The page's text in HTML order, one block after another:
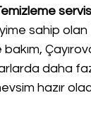
sahip olan
daha
hazır